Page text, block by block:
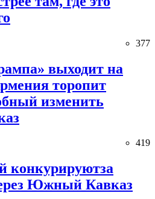
377
выходит на
торопит
изменить
419
Южный Кавказ